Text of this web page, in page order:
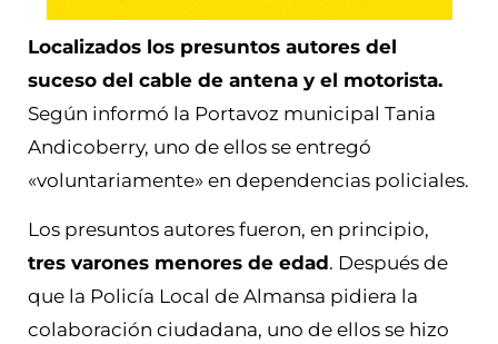
Localizados los presuntos autores del
suceso del cable de antena y el motorista.
Según informó la Portavoz municipal Tania
Andicoberry, uno de ellos se entregó
«voluntariamente» en dependencias policiales.
Los presuntos autores fueron, en principio,
tres varones menores de edad. Después de
que la Policía Local de Almansa pidiera la
colaboración ciudadana, uno de ellos se hizo